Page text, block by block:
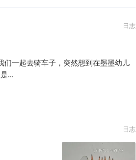
日志
一起去骑车子，突然想到在墨墨幼儿
...
日志